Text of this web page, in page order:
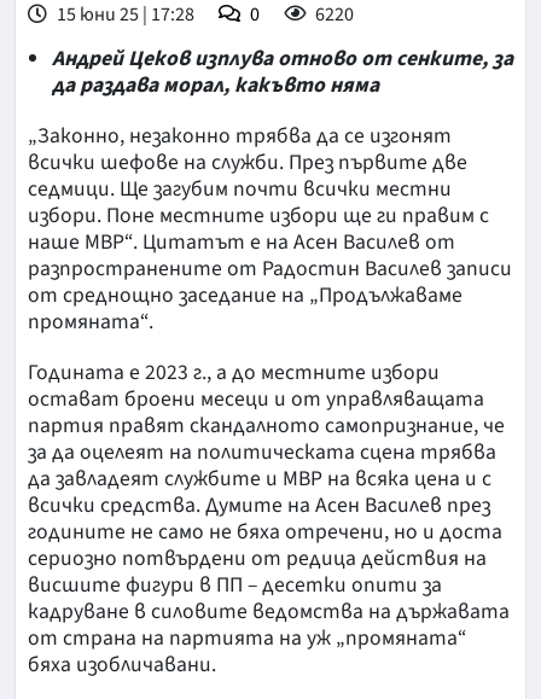
15 юни 25 | 17:28 0 6220
Андрей Цеков изплува отново от сенките, за
да раздава морал, какъвто няма
„Законно, незаконно трябва да се изгонят
всички шефове на служби. През първите две
седмици. Ще загубим почти всички местни
избори. Поне местните избори ще ги правим с
наше МВР“. Цитатът е на Асен Василев от
разпространените от Радостин Василев записи
от среднощно заседание на „Продължаваме
промяната“.
Годината е 2023 г., а до местните избори
остават броени месеци и от управляващата
партия правят скандалното самопризнание, че
за да оцелеят на политическата сцена трябва
да завладеят службите и МВР на всяка цена и с
всички средства. Думите на Асен Василев през
годините не само не бяха отречени, но и доста
сериозно потвърдени от редица действия на
висшите фигури в ПП – десетки опити за
кадруване в силовите ведомства на държавата
от страна на партията на уж „промяната“
бяха изобличавани.